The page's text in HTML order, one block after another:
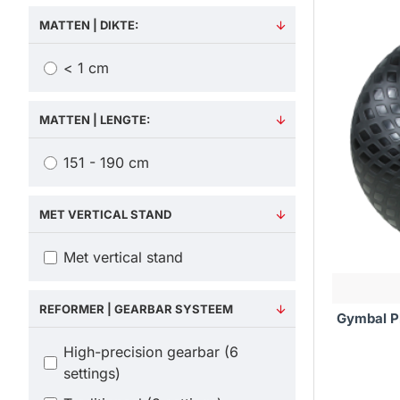
MATTEN | DIKTE:
< 1 cm
MATTEN | LENGTE:
151 - 190 cm
MET VERTICAL STAND
Met vertical stand
REFORMER | GEARBAR SYSTEEM
High-precision gearbar (6
settings)
Naast
yoga-
Om
aan je
te
Gymbal